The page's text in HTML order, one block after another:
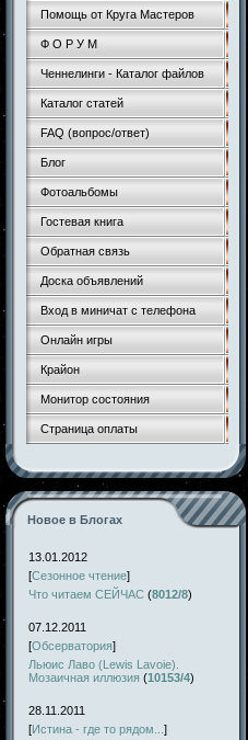
Помощь от Круга Мастеров
Ф О Р У М
Ченнелинги - Каталог файлов
Каталог статей
FAQ (вопрос/ответ)
Блог
Фотоальбомы
Гостевая книга
Обратная связь
Доска объявлений
Вход в миничат с телефона
Онлайн игры
Крайон
Монитор состояния
Страница оплаты
Новое в Блогах
13.01.2012
[Сезонное чтение]
Что читаем СЕЙЧАС (8012/8)
07.12.2011
[Обсерватория]
Льюис Лаво (Lewis Lavoie).
Мозаичная иллюзия (10153/4)
28.11.2011
[Истина - где то рядом... ]